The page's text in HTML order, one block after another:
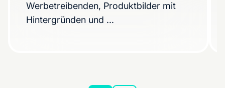
Werbetreibenden, Produktbilder mit
Hintergründen und ...